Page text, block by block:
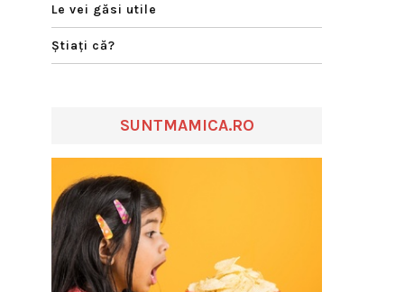
Le vei găsi utile
Ştiaţi că?
SUNTMAMICA.RO